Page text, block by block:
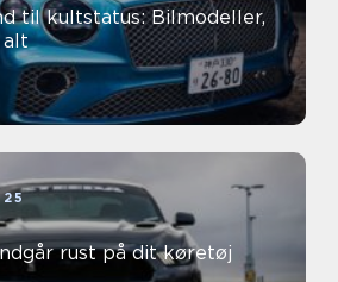
til kultstatus: Bilmodeller,
alt
rust på dit køretøj